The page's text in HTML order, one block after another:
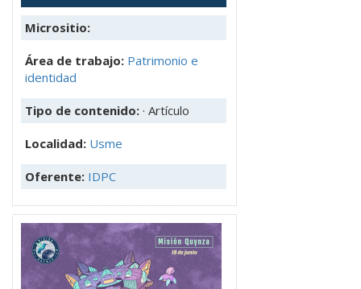
Micrositio:
Área de trabajo: Patrimonio e
identidad
Tipo de contenido: · Artículo
Localidad: Usme
Oferente: IDPC